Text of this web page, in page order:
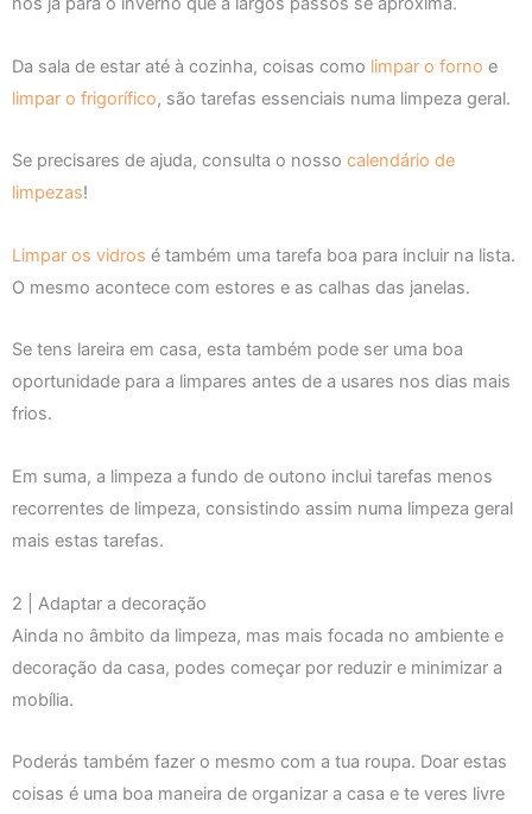
Da sala de estar até à cozinha, coisas como limpar o forno e
limpar o frigorífico, são tarefas essenciais numa limpeza geral.
Se precisares de ajuda, consulta o nosso calendário de
limpezas!
Limpar os vidros é também uma tarefa boa para incluir na lista.
O mesmo acontece com estores e as calhas das janelas.
Se tens lareira em casa, esta também pode ser uma boa
oportunidade para a limpares antes de a usares nos dias mais
frios.
Em suma, a limpeza a fundo de outono inclui tarefas menos
recorrentes de limpeza, consistindo assim numa limpeza geral
mais estas tarefas.
2 | Adaptar a decoração
Ainda no âmbito da limpeza, mas mais focada no ambiente e
decoração da casa, podes começar por reduzir e minimizar a
mobília.
Poderás também fazer o mesmo com a tua roupa. Doar estas
coisas é uma boa maneira de organizar a casa e te veres livre